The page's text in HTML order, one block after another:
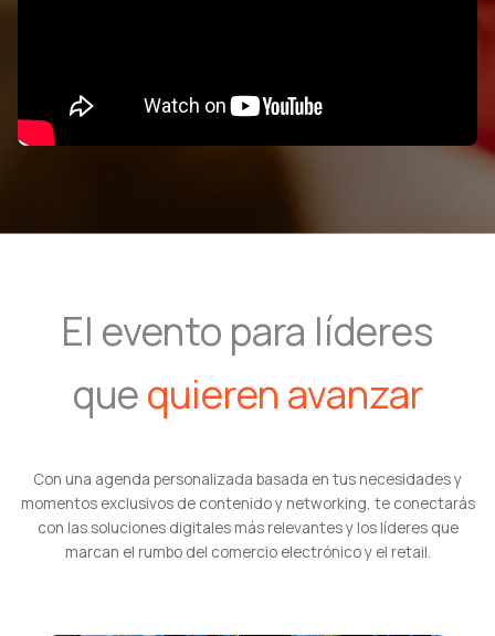
El evento para líderes
quequieren avanzar
Con una agenda personalizada basada en tus necesidades y
momentos exclusivos de contenido y networking, te conectarás
con las soluciones digitales más relevantes y los líderes que
marcan el rumbo del comercio electrónico y el retail.